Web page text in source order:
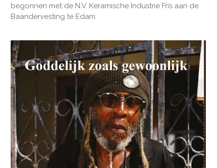
begonnen met de N.V. Keramische Industrie Fris aan de
Baandervesting te Edam.